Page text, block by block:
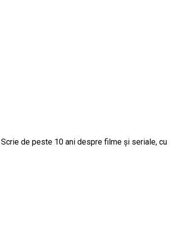
de peste 10 ani despre filme și seriale, cu